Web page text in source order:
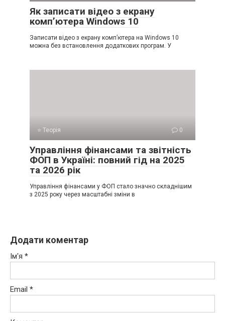
Як записати відео з екрану
комп’ютера Windows 10
Записати відео з екрану комп’ютера на Windows 10
можна без встановлення додаткових програм. У
⭐ Теорія 0
Управління фінансами та звітність
ФОП в Україні: повний гід на 2025
та 2026 рік
Управління фінансами у ФОП стало значно складнішим
з 2025 року через масштабні зміни в
Додати коментар
Ім'я *
Email *